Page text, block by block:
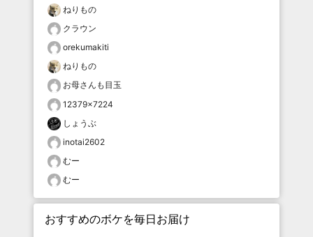
ねりもの
クラウン
orekumakiti
ねりもの
お母さんも目玉
12379×7224
しょうぶ
inotai2602
むー
むー
おすすめのボケを毎日お届け